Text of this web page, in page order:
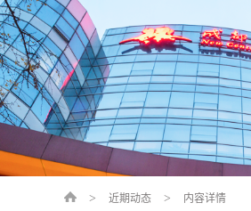
> 近期动态 > 内容详情